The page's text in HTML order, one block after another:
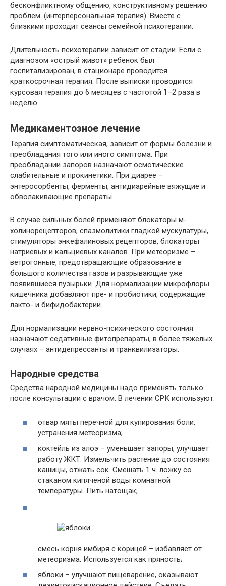
бесконфликтному общению, конструктивному решению
проблем. (интерперсональная терапия). Вместе с
близкими проходит сеансы семейной психотерапии.
Длительность психотерапии зависит от стадии. Если с
диагнозом «острый живот» ребенок был
госпитализирован, в стационаре проводится
краткосрочная терапия. После выписки проводится
курсовая терапия до 6 месяцев с частотой 1–2 раза в
неделю.
Медикаментозное лечение
Терапия симптоматическая, зависит от формы болезни и
преобладания того или иного симптома. При
преобладании запоров назначают осмотические
слабительные и прокинетики. При диарее –
энтеросорбенты, ферменты, антидиарейные вяжущие и
обволакивающие препараты.
В случае сильных болей применяют блокаторы м-
холинорецепторов, спазмолитики гладкой мускулатуры,
стимуляторы энкефалиновых рецепторов, блокаторы
натриевых и кальциевых каналов. При метеоризме –
ветрогонные, предотвращающие образование в
большого количества газов и разрывающие уже
появившиеся пузырьки. Для нормализации микрофлоры
кишечника добавляют пре- и пробиотики, содержащие
лакто- и бифидобактерии.
Для нормализации нервно-психического состояния
назначают седативные фитопрепараты, в более тяжелых
случаях – антидепрессанты и транквилизаторы.
Народные средства
Средства народной медицины надо применять только
после консультации с врачом. В лечении СРК используют:
отвар мяты перечной для купирования боли,
устранения метеоризма;
коктейль из алоэ – уменьшает запоры, улучшает
работу ЖКТ. Измельчить растение до состояния
кашицы, отжать сок. Смешать 1 ч. ложку со
стаканом кипяченой воды комнатной
температуры. Пить натощак;
смесь корня имбиря с корицей – избавляет от
метеоризма. Используется как пряность;
яблоки – улучшают пищеварение, оказывают